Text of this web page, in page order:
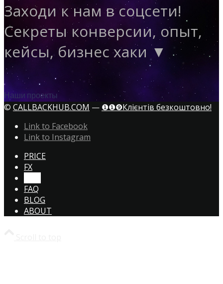
Заходи к нам в соцсети!
Секреты конверсии, опыт,
кейсы, бизнес хаки ▼
Наши проекты
© CALLBACKHUB.COM — ❶❶❾Клієнтів безкоштовно!
Link to Facebook
Link to Instagram
PRICE
FX
FAQ
BLOG
ABOUT